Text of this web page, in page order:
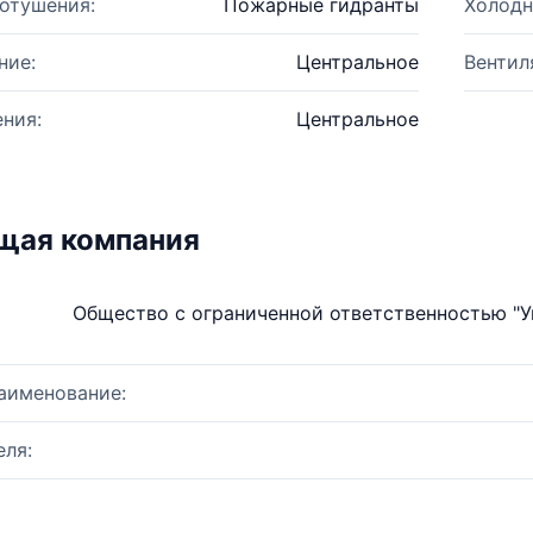
Пожарные гидранты
Центральное
Центральное
компания
Общество с ограниченной